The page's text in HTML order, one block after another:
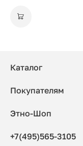
Каталог
Покупателям
Этно-Шоп
+7(495)565-3105